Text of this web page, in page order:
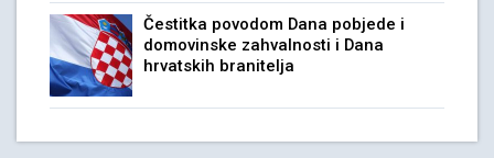
Čestitka povodom Dana pobjede i
domovinske zahvalnosti i Dana
hrvatskih branitelja